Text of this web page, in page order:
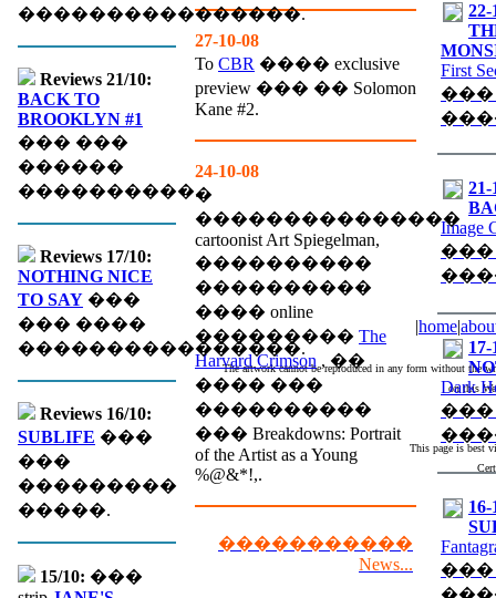
����������������.
Reviews 21/10:
BACK TO
BROOKLYN #1
��� ���
������
����������.
Reviews 17/10:
NOTHING NICE
TO SAY ���
��� ����
����������������.
Reviews 16/10:
SUBLIFE ���
���
���������
�����.
15/10: ���
27-10-08
To CBR ���� exclusive
preview ��� �� Solomon
Kane #2.
24-10-08
�
���������������
cartoonist Art Spiegelman,
����������
����������
���� online
��������� The
Harvard Crimson , ��
���� ���
����������
��� Breakdowns: Portrait
of the Artist as a Young
%@&*!,.
�����������
News...
22-
First
21-
Image
17-
Dark
16-
|home|
The artwork cannot be reproduced in any form without the
on this
This page is best